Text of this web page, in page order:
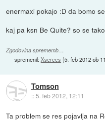
enermaxi pokajo :D da bomo
kaj pa ksn Be Quite? so se
Zgodovina sprememb…
spremenil:Xserces (5. feb 2012 ob
Tomson
::5. feb 2012, 12:11
Ta problem se res pojavlja na